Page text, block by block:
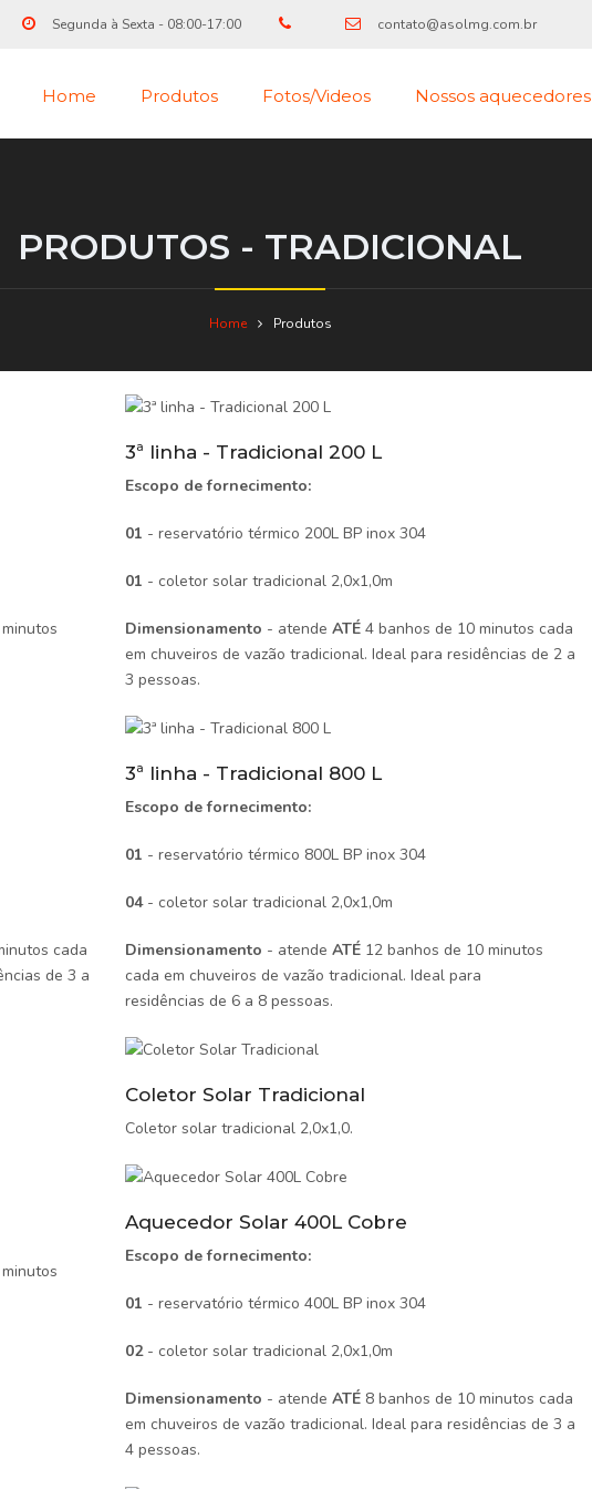
Segunda à Sexta - 08:00-17:00 contato@asolmg.com.br
Home Produtos Fotos/Videos Nossos aquecedores
PRODUTOS - TRADICIONAL
Home Produtos
3ª linha - Tradicional 200 L
Escopo de fornecimento:
01 - reservatório térmico 200L BP inox 304
01 - coletor solar tradicional 2,0x1,0m
Dimensionamento - atende ATÉ4 banhos de 10 minutos cada
em chuveiros de vazão tradicional. Ideal para residências de 2 a
3 pessoas.
cada
de 3 a
3ª linha - Tradicional 800 L
Escopo de fornecimento:
01 - reservatório térmico 800L BP inox 304
04- coletor solar tradicional 2,0x1,0m
Dimensionamento - atende ATÉ12 banhos de 10 minutos
cada em chuveiros de vazão tradicional. Ideal para
residências de 6 a 8 pessoas.
Coletor Solar Tradicional
Coletor solar tradicional 2,0x1,0.
Aquecedor Solar 400L Cobre
Escopo de fornecimento:
01 - reservatório térmico 400L BP inox 304
02- coletor solar tradicional 2,0x1,0m
Dimensionamento - atende ATÉ8 banhos de 10 minutos cada
em chuveiros de vazão tradicional. Ideal para residências de 3 a
4 pessoas.